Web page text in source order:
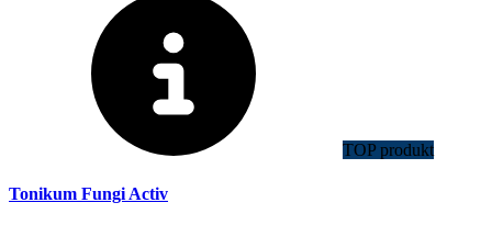
TOP produkt
Tonikum Fungi Activ